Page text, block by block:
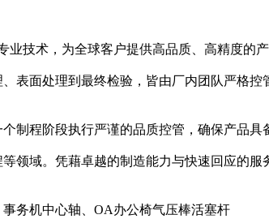
技术，为全球客户提供高品质、高精度的产
表面处理到最终检验，皆由厂内团队严格
制程阶段执行严谨的品质控管，确保产品具
域。凭藉卓越的制造能力与快速回应的服
务机中心轴、OA办公椅气压棒活塞杆